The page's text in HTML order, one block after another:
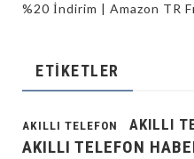
%20 İndirim | Amazon TR
ETIKETLER
AKILLI TELEFON AKILLI
AKILLI TELEFON